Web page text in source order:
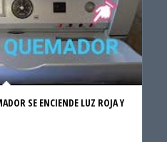
SE ENCIENDE LUZ ROJA Y